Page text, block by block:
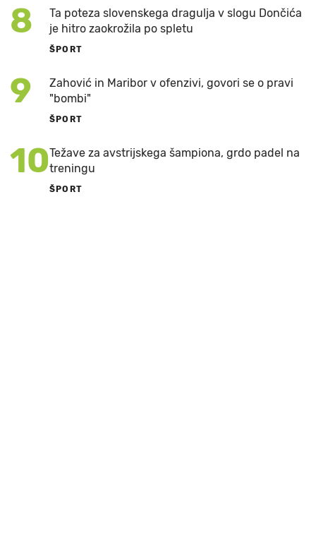
8
Ta poteza slovenskega dragulja v slogu Dončića
je hitro zaokrožila po spletu
ŠPORT
9
Zahović in Maribor v ofenzivi, govori se o pravi
"bombi"
ŠPORT
10Težave za avstrijskega šampiona, grdo padel na
treningu
ŠPORT